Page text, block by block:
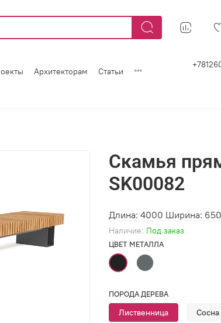
Архитекторам Статьи
Наличие: Под заказ
Скамья
SK00082
ЦВЕТ МЕТАЛЛА
ПОРОДА ДЕРЕВА
Лиственница Сосна
Длина: 4000 Ширина: